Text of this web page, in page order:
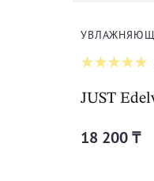
JUST
18 200 ₸